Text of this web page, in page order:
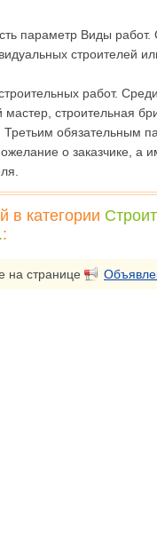
параметр Виды
строителей
работ.
строительная
обязательным
о заказчике, а
в категории
:
на странице